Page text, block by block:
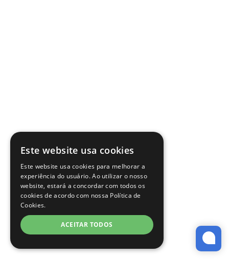
Este website usa cookies
Este website usa cookies para melhorar a
experiência do usuário. Ao utilizar o nosso
website, estará a concordar com todos os
cookies de acordo com nossa Política de
Cookies.
ACEITAR TODOS